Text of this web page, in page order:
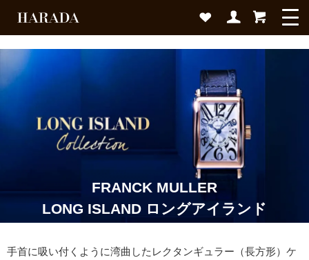
FRANCK MULLER
LONG ISLAND ロングアイランド
手首に吸い付くように湾曲したレクタンギュラー（長方形）ケ